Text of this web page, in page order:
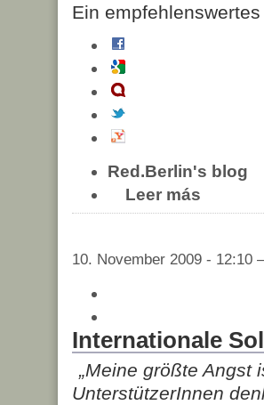
Ein
Red.Berlin's blog
Leer más
10. November 2009 - 12:10
Internationale
„Meine größte Angst
UnterstützerInnen